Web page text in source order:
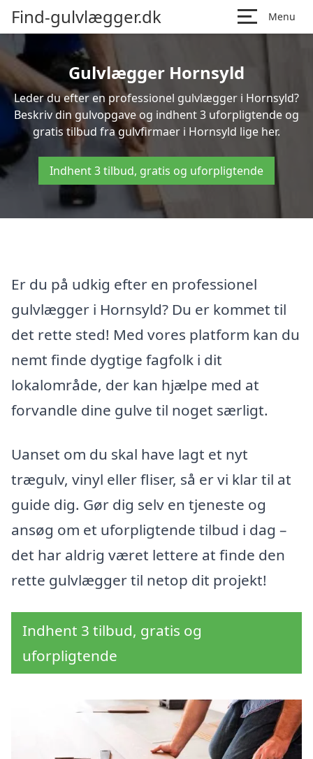
Find-gulvlægger.dk Menu
Gulvlægger Hornsyld
Leder du efter en professionel gulvlægger i Hornsyld?
Beskriv din gulvopgave og indhent 3 uforpligtende og
gratis tilbud fra gulvfirmaer i Hornsyld lige her.
Indhent 3 tilbud, gratis og uforpligtende
Er du på udkig efter en professionel
gulvlægger i Hornsyld? Du er kommet til
det rette sted! Med vores platform kan du
nemt finde dygtige fagfolk i dit
lokalområde, der kan hjælpe med at
forvandle dine gulve til noget særligt.
Uanset om du skal have lagt et nyt
trægulv, vinyl eller fliser, så er vi klar til at
guide dig. Gør dig selv en tjeneste og
ansøg om et uforpligtende tilbud i dag –
det har aldrig været lettere at finde den
rette gulvlægger til netop dit projekt!
Indhent 3 tilbud, gratis og
uforpligtende